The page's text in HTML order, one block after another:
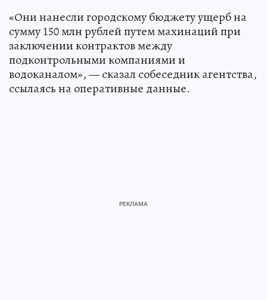
«Они нанесли городскому бюджету ущерб на
сумму 150 млн рублей путем махинаций при
заключении контрактов между
подконтрольными компаниями и
водоканалом», — сказал собеседник агентства,
ссылаясь на оперативные данные.